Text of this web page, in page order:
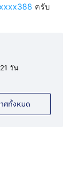
ครับ
วัน
ศทั้งหมด